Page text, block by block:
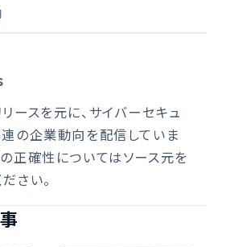
ースを元に、サイバーセキュ
連の企業動向を配信していま
の正確性についてはソース元を
さい。